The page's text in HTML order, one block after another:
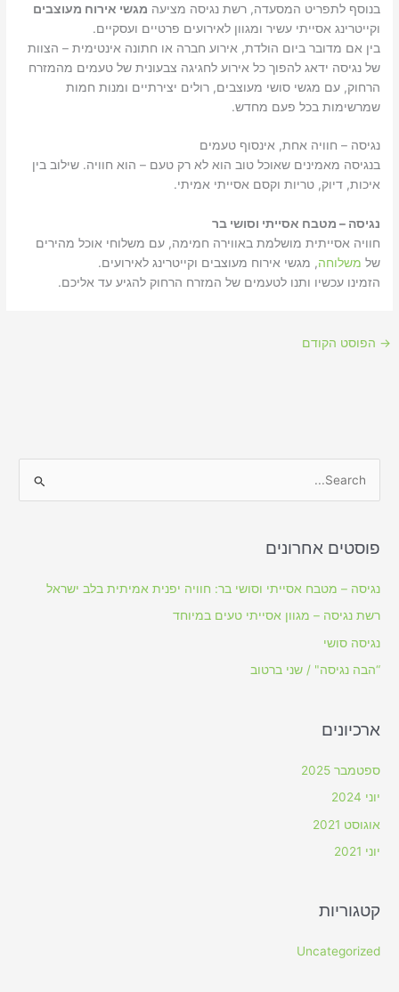
בנוסף לתפריט המסעדה, רשת נגיסה מציעה מגשי אירוח מעוצבים
וקייטרינג אסייתי עשיר ומגוון לאירועים פרטיים ועסקיים.
בין אם מדובר ביום הולדת, אירוע חברה או חתונה אינטימית – הצוות
של נגיסה ידאג להפוך כל אירוע לחגיגה צבעונית של טעמים מהמזרח
הרחוק, עם מגשי סושי מעוצבים, רולים יצירתיים ומנות חמות
שמרשימות בכל פעם מחדש.
נגיסה – חוויה אחת, אינסוף טעמים
בנגיסה מאמינים שאוכל טוב הוא לא רק טעם – הוא חוויה. שילוב בין
איכות, דיוק, טריות וקסם אסייתי אמיתי.
נגיסה – מטבח אסייתי וסושי בר
חוויה אסייתית מושלמת באווירה חמימה, עם משלוחי אוכל מהירים
של משלוחה, מגשי אירוח מעוצבים וקייטרינג לאירועים.
הזמינו עכשיו ותנו לטעמים של המזרח הרחוק להגיע עד אליכם.
→ הפוסט הקודם
r
o
פוסטים אחרונים
נגיסה – מטבח אסייתי וסושי בר: חוויה יפנית אמיתית בלב ישראל
רשת נגיסה – מגוון אסייתי טעים במיוחד
נגיסה סושי
“הבה נגיסה" / שני ברטוב
ארכיונים
ספטמבר 2025
יוני 2024
אוגוסט 2021
יוני 2021
קטגוריות
Uncategorized